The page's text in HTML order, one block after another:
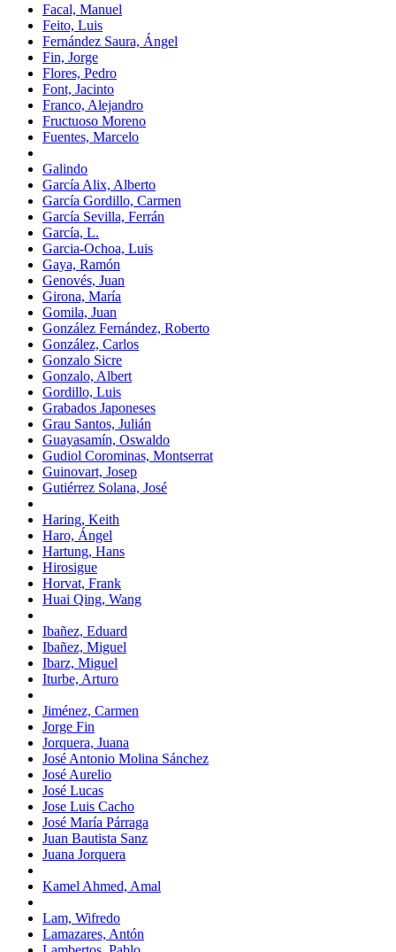
Facal, Manuel
Feito, Luis
Fernández Saura, Ángel
Fin, Jorge
Flores, Pedro
Font, Jacinto
Franco, Alejandro
Fructuoso Moreno
Fuentes, Marcelo
Galindo
García Alix, Alberto
García Gordillo, Carmen
García Sevilla, Ferrán
García, L.
Garcia-Ochoa, Luis
Gaya, Ramón
Genovés, Juan
Girona, María
Gomila, Juan
González Fernández, Roberto
González, Carlos
Gonzalo Sicre
Gonzalo, Albert
Gordillo, Luis
Grabados Japoneses
Grau Santos, Julián
Guayasamín, Oswaldo
Gudiol Corominas, Montserrat
Guinovart, Josep
Gutiérrez Solana, José
Haring, Keith
Haro, Ángel
Hartung, Hans
Hirosigue
Horvat, Frank
Huai Qing, Wang
Ibañez, Eduard
Ibañez, Miguel
Ibarz, Miguel
Iturbe, Arturo
Jiménez, Carmen
Jorge Fin
Jorquera, Juana
José Antonio Molina Sánchez
José Aurelio
José Lucas
Jose Luis Cacho
José María Párraga
Juan Bautista Sanz
Juana Jorquera
Kamel Ahmed, Amal
Lam, Wifredo
Lamazares, Antón